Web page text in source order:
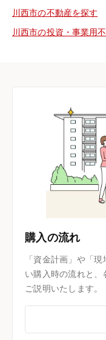
川西市の不動産を探す
川西市の投資・事業用
購入の流れ
「資金計画」や「
い購入時の流れと
ご説明いたします。